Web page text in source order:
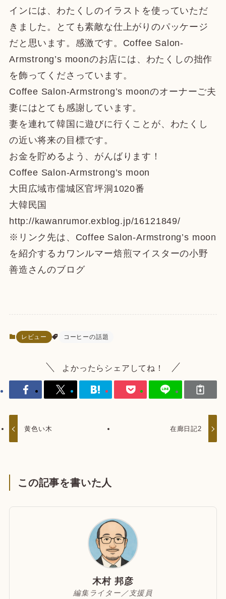
インには、わたくしのイラストを使っていただ
きました。とても素敵な仕上がりのパッケージ
だと思います。感激です。Coffee Salon-
Armstrong’s moonのお店には、わたくしの拙作
を飾ってくださっています。
Coffee Salon-Armstrong’s moonのオーナーご夫
妻にはとても感謝しています。
妻を連れて韓国に遊びに行くことが、わたくし
の近い将来の目標です。
お金を貯めるよう、がんばります！
Coffee Salon-Armstrong’s moon
大田広域市儒城区官坪洞1020番
大韓民国
http://kawanrumor.exblog.jp/16121849/
※リンク先は、Coffee Salon-Armstrong’s moon
を紹介するカワンルマー焙煎マイスターの小野
善造さんのブログ
レビュー コーヒーの話題
よかったらシェアしてね！
黄色い木 在廊日記2
この記事を書いた人
木村 邦彦
編集ライター／支援員